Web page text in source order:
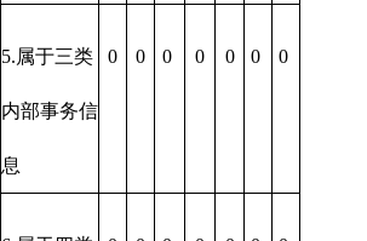
5.属于三类
内部事务信
息
0 0 0 0 0 0 0